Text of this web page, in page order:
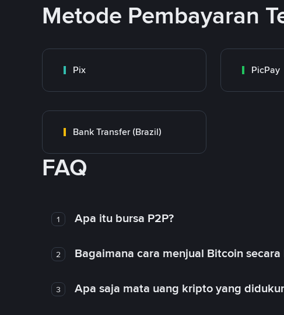
Metode Pembayaran
Pix PicPay
Bank Transfer (Brazil)
FAQ
1 Apa itu bursa P2P?
2 Bagaimana cara menjual Bitcoin
3 Apa saja mata uang kripto yang